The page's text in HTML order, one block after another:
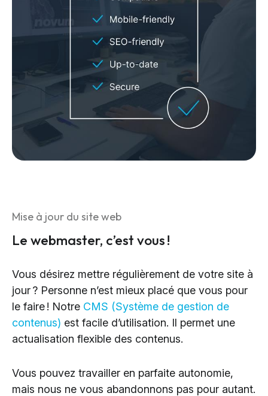
Mise à jour du site web
Le webmaster, c’est vous !
Vous désirez mettre régulièrement de votre site à
jour ? Personne n’est mieux placé que vous pour
le faire ! Notre CMS (Système de gestion de
contenus) est facile d’utilisation. Il permet une
actualisation flexible des contenus.
Vous pouvez travailler en parfaite autonomie,
mais nous ne vous abandonnons pas pour autant.